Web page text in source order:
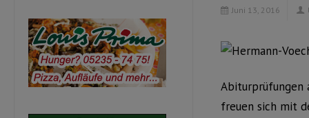
Juni 13, 2016
Abiturprüfungen
freuen sich mit